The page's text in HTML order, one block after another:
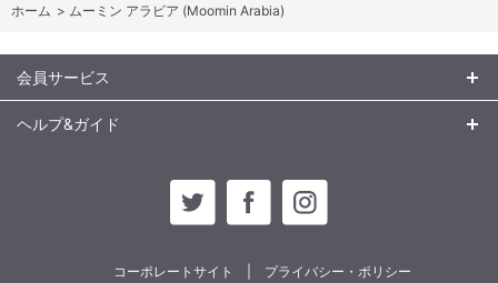
ホーム > ムーミン アラビア (Moomin Arabia)
会員サービス
ヘルプ&ガイド
コーポレートサイト プライバシー・ポリシー